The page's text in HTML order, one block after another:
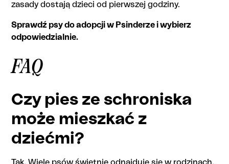
zasady dostają dzieci od pierwszej godziny.
Sprawdź psy do adopcji w Psinderze i wybierz
odpowiedzialnie.
FAQ
Czy pies ze schroniska
może mieszkać z
dziećmi?